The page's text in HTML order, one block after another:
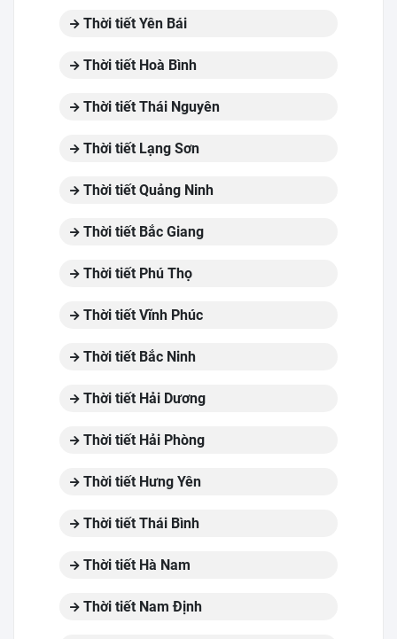
Thời tiết Yên Bái
Thời tiết Hoà Bình
Thời tiết Thái Nguyên
Thời tiết Lạng Sơn
Thời tiết Quảng Ninh
Thời tiết Bắc Giang
Thời tiết Phú Thọ
Thời tiết Vĩnh Phúc
Thời tiết Bắc Ninh
Thời tiết Hải Dương
Thời tiết Hải Phòng
Thời tiết Hưng Yên
Thời tiết Thái Bình
Thời tiết Hà Nam
Thời tiết Nam Định